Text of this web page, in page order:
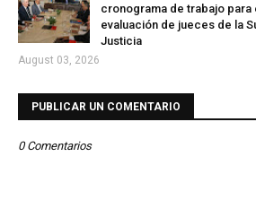
cronograma de trabajo
evaluación de jueces de la
Justicia
August 03, 2026
PUBLICAR UN COMENTARIO
0 Comentarios